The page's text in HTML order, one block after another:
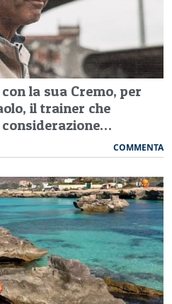
la sua Cremo, per
il trainer che
COMMENTA